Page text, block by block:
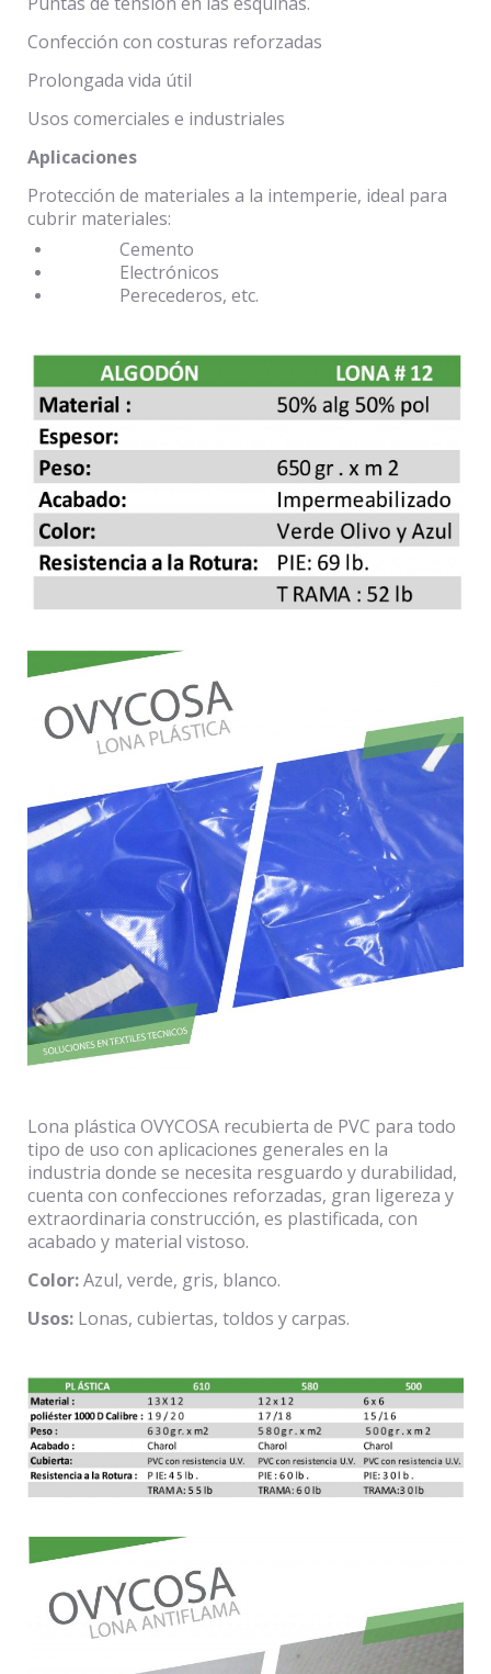
Confección con costuras reforzadas
Prolongada vida útil
Usos comerciales e industriales
Aplicaciones
Protección de materiales a la intemperie, ideal para
cubrir materiales:
Cemento
Electrónicos
Perecederos, etc.
Lona plástica OVYCOSA recubierta de PVC para todo
tipo de uso con aplicaciones generales en la
industria donde se necesita resguardo y durabilidad,
cuenta con confecciones reforzadas, gran ligereza y
extraordinaria construcción, es plastificada, con
acabado y material vistoso.
Color:Azul, verde, gris, blanco.
Usos: Lonas, cubiertas, toldos y carpas.